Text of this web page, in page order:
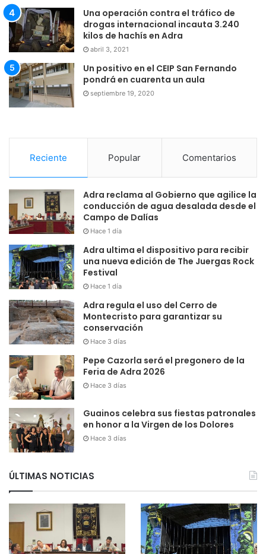
Una operación contra el tráfico de
drogas internacional incauta 3.240
kilos de hachís en Adra
abril 3, 2021
Un positivo en el CEIP San Fernando
pondrá en cuarenta un aula
septiembre 19, 2020
Reciente Popular Comentarios
Adra reclama al Gobierno que agilice la
conducción de agua desalada desde el
Campo de Dalías
Hace 1 día
Adra ultima el dispositivo para recibir
una nueva edición de The Juergas Rock
Festival
Hace 1 día
Adra regula el uso del Cerro de
Montecristo para garantizar su
conservación
Hace 3 días
Pepe Cazorla será el pregonero de la
Feria de Adra 2026
Hace 3 días
Guainos celebra sus fiestas patronales
en honor a la Virgen de los Dolores
Hace 3 días
ÚLTIMAS NOTICIAS